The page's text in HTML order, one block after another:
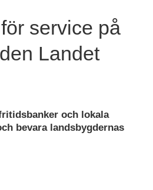
service på
Landet
och lokala
bevara landsbygdernas